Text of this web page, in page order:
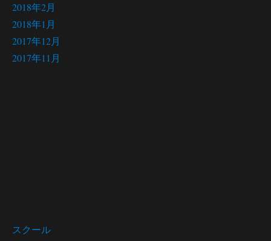
2018年2月
2018年1月
2017年12月
2017年11月
スクール